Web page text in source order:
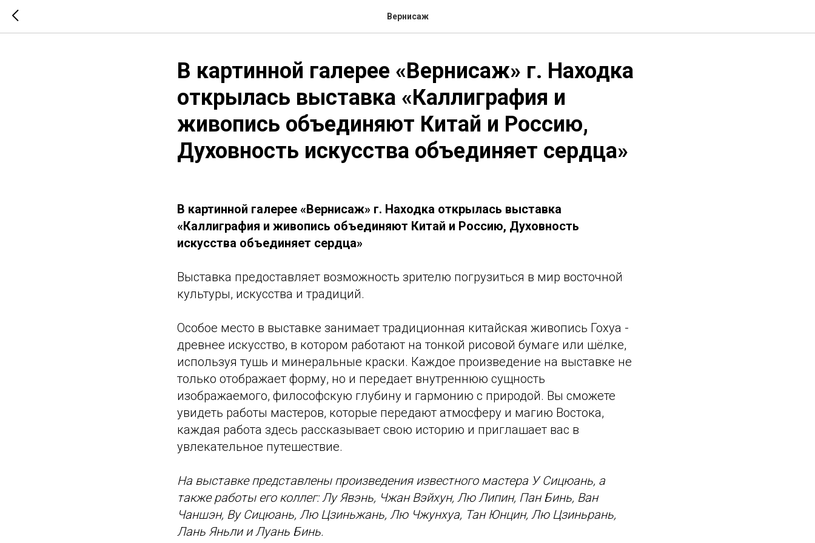
Вернисаж
В картинной галерее «Вернисаж» г. Находка
открылась выставка «Каллиграфия и
живопись объединяют Китай и Россию,
Духовность искусства объединяет сердца»
В картинной галерее «Вернисаж» г. Находка открылась выставка
«Каллиграфия и живопись объединяют Китай и Россию, Духовность
искусства объединяет сердца»
Выставка предоставляет возможность зрителю погрузиться в мир восточной
культуры, искусства и традиций.
Особое место в выставке занимает традиционная китайская живопись Гохуа -
древнее искусство, в котором работают на тонкой рисовой бумаге или шёлке,
используя тушь и минеральные краски. Каждое произведение на выставке не
только отображает форму, но и передает внутреннюю сущность
изображаемого, философскую глубину и гармонию с природой. Вы сможете
увидеть работы мастеров, которые передают атмосферу и магию Востока,
каждая работа здесь рассказывает свою историю и приглашает вас в
увлекательное путешествие.
На выставке представлены произведения известного мастера У Сицюань, а
также работы его коллег: Лу Явэнь, Чжан Вэйхун, Лю Липин, Пан Бинь, Ван
Чаншэн, Ву Сицюань, Лю Цзиньжань, Лю Чжунхуа, Тан Юнцин, Лю Цзиньрань,
Лань Яньли и Луань Бинь.